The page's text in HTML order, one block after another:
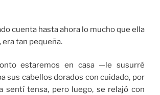
cuenta hasta ahora lo mucho que ella
tan pequeña.
estaremos en casa —le susurré
sus cabellos dorados con cuidado, por
sentí tensa, pero luego, se relajó con